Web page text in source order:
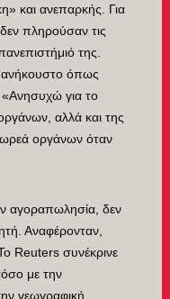
και ανεπαρκής. Για
πληρούσαν τις
της.
ανήκουστο όπως
για το
αλλά και της
οργάνων όταν
αγοραπωλησία, δεν
Αναφέρονταν,
Reuters συνέκρινε
με την
γεωγραφική